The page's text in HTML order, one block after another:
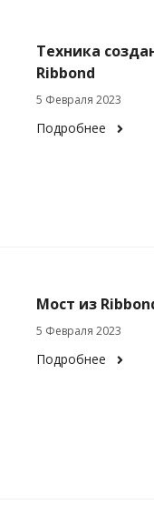
Техника
Ribbond
5 Февраля 2023
Подробнее
Мост из
5 Февраля 2023
Подробнее